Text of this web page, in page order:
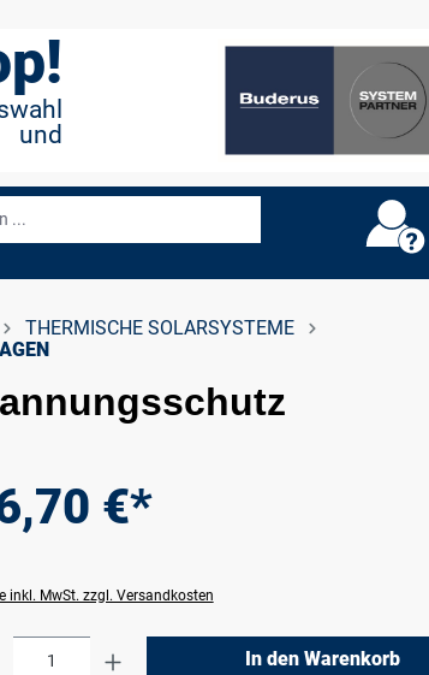
und
THERMISCHE SOLARSYSTEME
€*
inkl. MwSt. zzgl. Versandkosten
Anzahl: Gib denIn den Warenkorb